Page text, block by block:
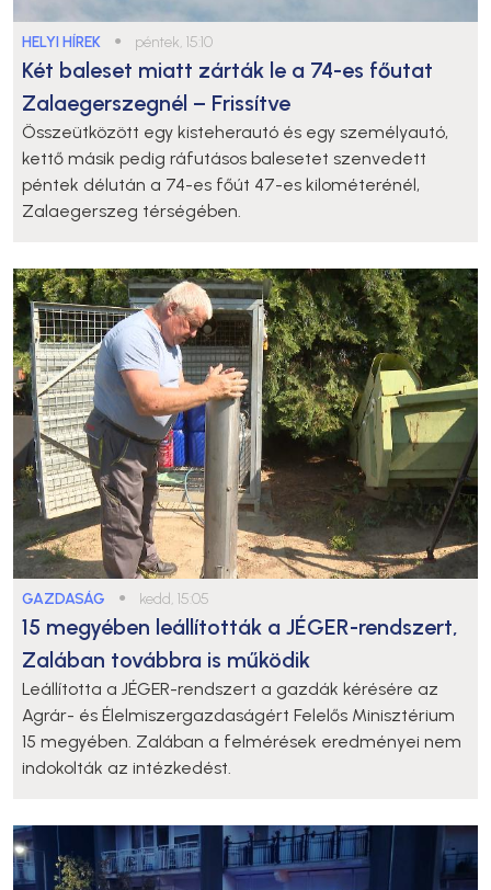
HELYI HÍREK ● péntek, 15:10
Két baleset miatt zárták le a 74-es főutat
Zalaegerszegnél – Frissítve
Összeütközött egy kisteherautó és egy személyautó,
kettő másik pedig ráfutásos balesetet szenvedett
péntek délután a 74-es főút 47-es kilométerénél,
Zalaegerszeg térségében.
GAZDASÁG ● kedd, 15:05
15 megyében leállították a JÉGER-rendszert,
Zalában továbbra is működik
Leállította a JÉGER-rendszert a gazdák kérésére az
Agrár- és Élelmiszergazdaságért Felelős Minisztérium
15 megyében. Zalában a felmérések eredményei nem
indokolták az intézkedést.